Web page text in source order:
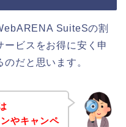
SuiteSの割
ービスをお得に安く申
だと思います。
やキャンペ